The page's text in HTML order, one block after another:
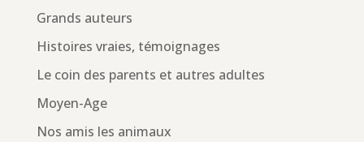
Grands auteurs
Histoires vraies, témoignages
Le coin des parents et autres adultes
Moyen-Age
Nos amis les animaux